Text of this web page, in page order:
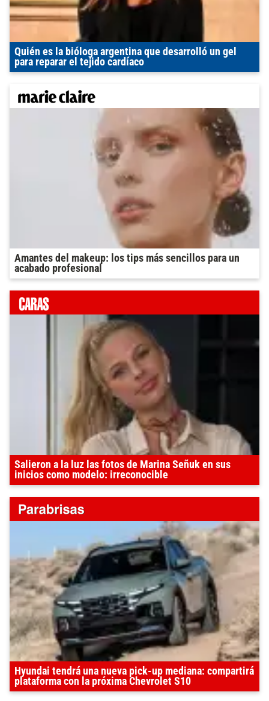
Quién es la bióloga argentina que desarrolló un gel
para reparar el tejido cardíaco
Amantes del makeup: los tips más sencillos para un
acabado profesional
Salieron a la luz las fotos de Marina Señuk en sus
inicios como modelo: irreconocible
Hyundai tendrá una nueva pick-up mediana: compartirá
plataforma con la próxima Chevrolet S10